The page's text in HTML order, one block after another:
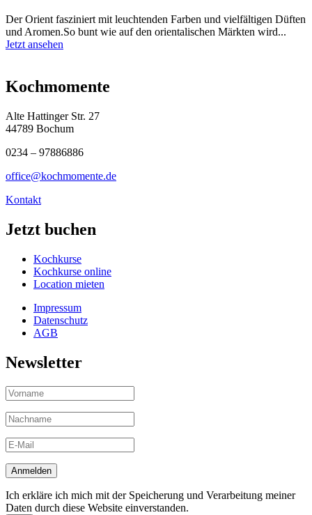
Der Orient fasziniert mit leuchtenden Farben und vielfältigen Düften
und Aromen.So bunt wie auf den orientalischen Märkten wird...
Jetzt ansehen
Kochmomente
Alte Hattinger Str. 27
44789 Bochum
0234 – 97886886
office@kochmomente.de
Kontakt
Jetzt buchen
Kochkurse
Kochkurse online
Location mieten
Impressum
Datenschutz
AGB
Newsletter
Ich erkläre ich mich mit der Speicherung und Verarbeitung meiner
Daten durch diese Website einverstanden.